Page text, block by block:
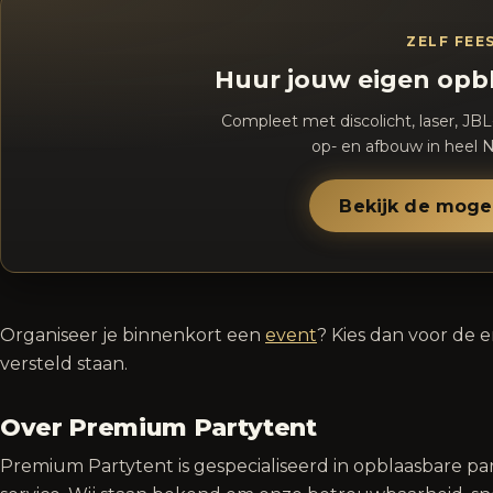
ZELF
Huur jouw eigen
Compleet met discolicht, laser,
op- en afbouw in heel
Bekijk de
Organiseer je binnenkort een event? Kies dan voor de
versteld staan.
Over Premium Partytent
Premium Partytent is gespecialiseerd in opblaasbare